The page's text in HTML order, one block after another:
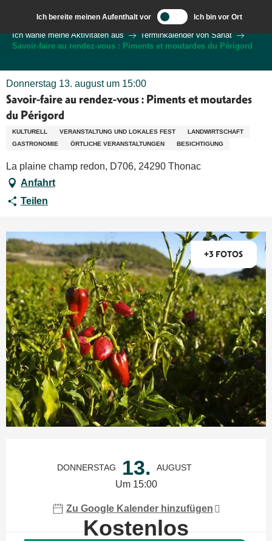
contenu
principal
Ich bereite meinen Aufenthalt vor Ich bin vor Ort
Ich wähle meine Aktivitäten aus
Terminkalender von Sarlat
Savoir-faire au rendez-vous : Piments et moutardes du Périgord
Donnerstag 13. august um 15:00
Savoir-faire au rendez-vous : Piments et moutardes
du Périgord
KULTURELL VERANSTALTUNG UND LOKALES FEST
LANDWIRTSCHAFT
GASTRONOMIE
ÖRTLICHE VERANSTALTUNGEN BESICHTIGUNG
La plaine champ redon, D706, 24290 Thonac
Anfahrt
Teilen
+3 FOTOS
DONNERSTAG 13. AUGUST
Um 15:00
Zu Google Kalender hinzufügen
Kostenlos